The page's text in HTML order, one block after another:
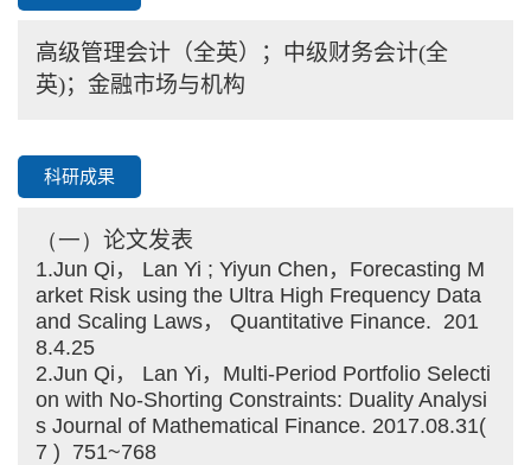
高级管理会计（全英）；中级财务会计(全
英)；金融市场与机构
科研成果
（一） 论文发表
1.Jun Qi， Lan Yi ; Yiyun Chen，Forecasting M
arket Risk using the Ultra High Frequency Data
and Scaling Laws， Quantitative Finance. 201
8.4.25
2.Jun Qi， Lan Yi，Multi-Period Portfolio Selecti
on with No-Shorting Constraints: Duality Analysi
s Journal of Mathematical Finance. 2017.08.31(
7 ) 751~768